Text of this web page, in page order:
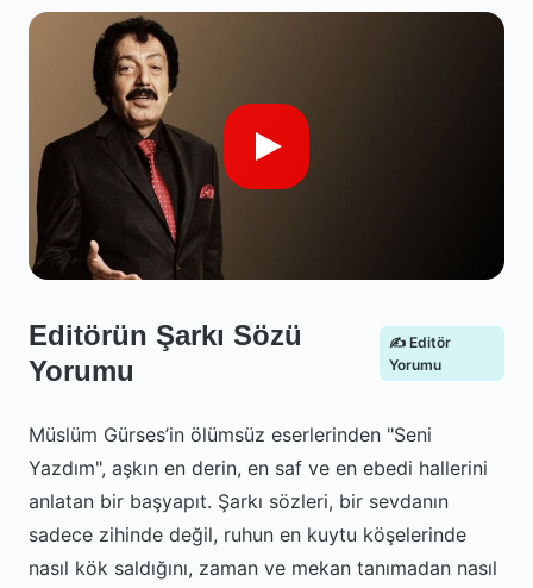
Editörün Şarkı Sözü
Yorumu
✍️ Editör
Yorumu
Müslüm Gürses’in ölümsüz eserlerinden "Seni
Yazdım", aşkın en derin, en saf ve en ebedi hallerini
anlatan bir başyapıt. Şarkı sözleri, bir sevdanın
sadece zihinde değil, ruhun en kuytu köşelerinde
nasıl kök saldığını, zaman ve mekan tanımadan nasıl